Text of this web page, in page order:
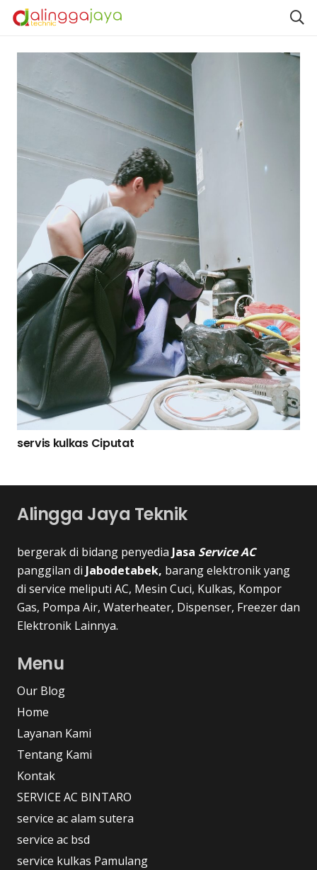
servis kulkas Ciputat
Alingga Jaya Teknik
bergerak di bidang penyedia Jasa Service AC
panggilan di Jabodetabek, barang elektronik yang
di service meliputi AC, Mesin Cuci, Kulkas, Kompor
Gas, Pompa Air, Waterheater, Dispenser, Freezer dan
Elektronik Lainnya.
Menu
Our Blog
Home
Layanan Kami
Tentang Kami
Kontak
SERVICE AC BINTARO
service ac alam sutera
service ac bsd
service kulkas Pamulang